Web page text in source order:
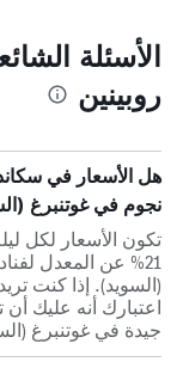
الأسئلة
روبينين
نجوم في غوتنبرغ
تكون الأسعار لكل
(السويد). إذا كنت
جيدة في غوتنبرغ